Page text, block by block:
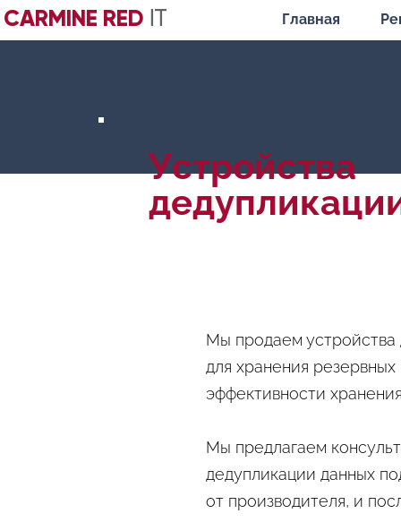
CARMINE RED IT Главная
Устройства
Мы продаем устройства
для хранения
эффективности
Мы предлагаем
дедупликации данных
от производителя, и